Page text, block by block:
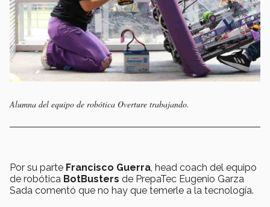
Alumna del equipo de robótica Overture trabajando.
Por su parte Francisco Guerra, head coach del equipo
de robótica BotBusters de PrepaTec Eugenio Garza
Sada comentó que no hay que temerle a la tecnología.